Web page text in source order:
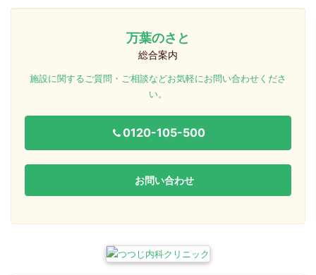
万葉のさと
総合案内
施設に関するご質問・ご相談などお気軽にお問い合わせくださ
い。
0120-105-500
お問い合わせ